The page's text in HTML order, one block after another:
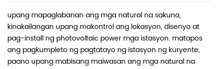
upang mapaglabanan ang mga natural na sakuna,
kinakailangan upang makontrol ang lokasyon, disenyo at
pag-install ng photovoltaic power mga istasyon. matapos
ang pagkumpleto ng pagtatayo ng istasyon ng kuryente,
paano upang mabisang maiwasan ang mga natural na